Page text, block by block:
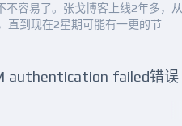
不容易了。张戈博客上线2年多，从
直到现在2星期可能有一更的节
件要安装之外，还有一个我之前很
authentication failed错误